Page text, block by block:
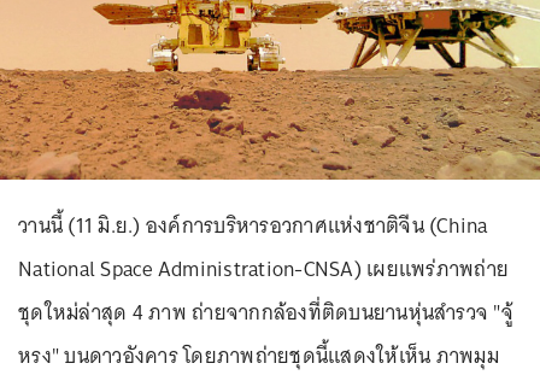
วานนี้ (11 มิ.ย.) องค์การบริหารอวกาศแห่งชาติจีน (China
National Space Administration-CNSA) เผยแพร่ภาพถ่าย
ชุดใหม่ล่าสุด 4 ภาพ ถ่ายจากกล้องที่ติดบนยานหุ่นสำรวจ "จู้
หรง" บนดาวอังคาร โดยภาพถ่ายชุดนี้แสดงให้เห็น ภาพมุม